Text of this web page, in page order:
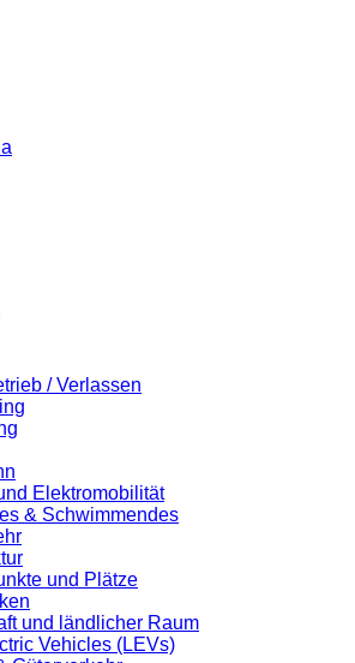
/ Verlassen
Elektromobilität
& Schwimmendes
und Plätze
und ländlicher Raum
Vehicles (LEVs)